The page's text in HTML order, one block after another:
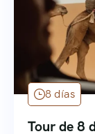
8 días
Tour de 8